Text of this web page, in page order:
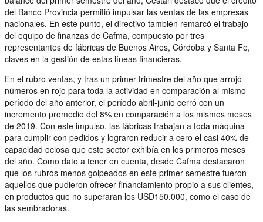
del Banco Provincia permitió impulsar las ventas de las empresas
nacionales. En este punto, el directivo también remarcó el trabajo
del equipo de finanzas de Cafma, compuesto por tres
representantes de fábricas de Buenos Aires, Córdoba y Santa Fe,
claves en la gestión de estas líneas financieras.
En el rubro ventas, y tras un primer trimestre del año que arrojó
números en rojo para toda la actividad en comparación al mismo
período del año anterior, el período abril-junio cerró con un
incremento promedio del 8% en comparación a los mismos meses
de 2019. Con este impulso, las fábricas trabajan a toda máquina
para cumplir con pedidos y lograron reducir a cero el casi 40% de
capacidad ociosa que este sector exhibía en los primeros meses
del año. Como dato a tener en cuenta, desde Cafma destacaron
que los rubros menos golpeados en este primer semestre fueron
aquellos que pudieron ofrecer financiamiento propio a sus clientes,
en productos que no superaran los USD150.000, como el caso de
las sembradoras.